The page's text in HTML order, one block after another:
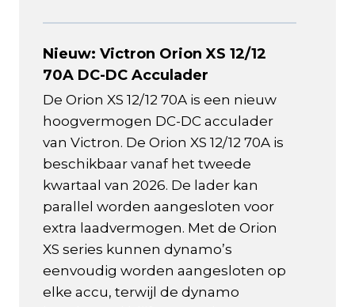
Nieuw: Victron Orion XS 12/12
70A DC-DC Acculader
De Orion XS 12/12 70A is een nieuw
hoogvermogen DC-DC acculader
van Victron. De Orion XS 12/12 70A is
beschikbaar vanaf het tweede
kwartaal van 2026. De lader kan
parallel worden aangesloten voor
extra laadvermogen. Met de Orion
XS series kunnen dynamo’s
eenvoudig worden aangesloten op
elke accu, terwijl de dynamo